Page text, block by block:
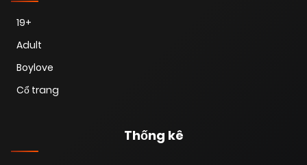
19+
Adult
Boylove
Cổ trang
Thống kê